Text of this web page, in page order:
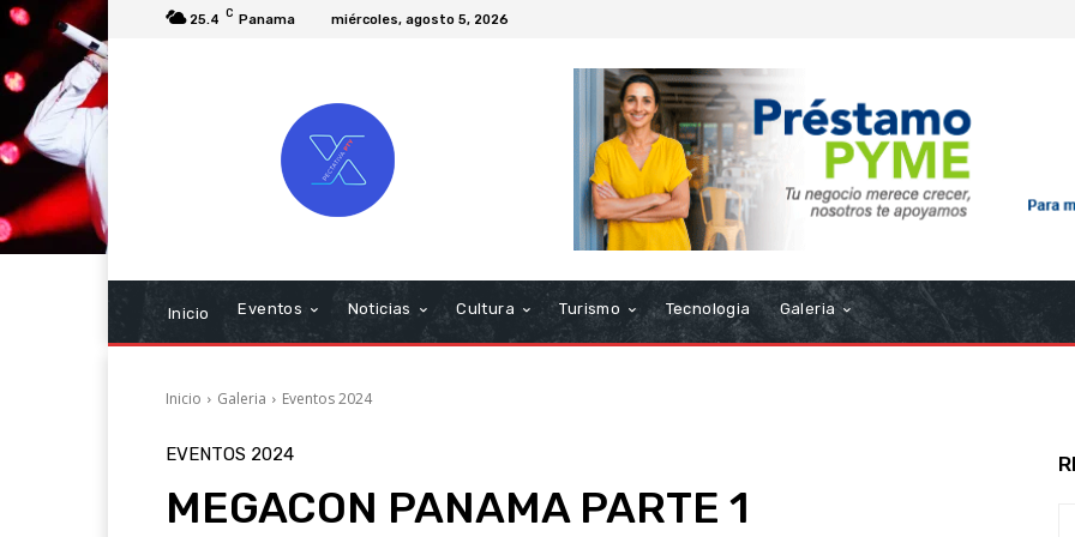
25.4 C Panama miércoles, agosto 5, 2026
Inicio Eventos Noticias Cultura Turismo Tecnologia Galeria
Inicio Galeria Eventos 2024
EVENTOS 2024
MEGACON PANAMA PARTE 1